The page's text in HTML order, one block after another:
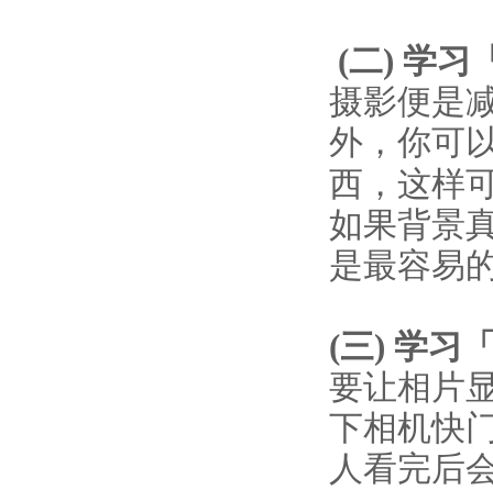
(二) 学习
摄影便是
外，你可
西，这样
如果背景
是最容易
(三) 学习
要让相片
下相机快
人看完后